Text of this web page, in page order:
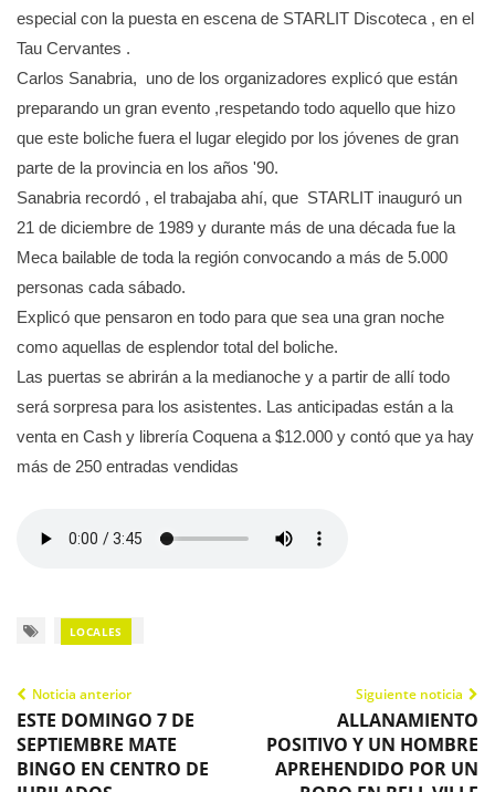
especial con la puesta en escena de STARLIT Discoteca , en el
Tau Cervantes .
Carlos Sanabria, uno de los organizadores explicó que están
preparando un gran evento ,respetando todo aquello que hizo
que este boliche fuera el lugar elegido por los jóvenes de gran
parte de la provincia en los años '90.
Sanabria recordó , el trabajaba ahí, que STARLIT inauguró un
21 de diciembre de 1989 y durante más de una década fue la
Meca bailable de toda la región convocando a más de 5.000
personas cada sábado.
Explicó que pensaron en todo para que sea una gran noche
como aquellas de esplendor total del boliche.
Las puertas se abrirán a la medianoche y a partir de allí todo
será sorpresa para los asistentes. Las anticipadas están a la
venta en Cash y librería Coquena a $12.000 y contó que ya hay
más de 250 entradas vendidas
LOCALES
Noticia anterior
ESTE DOMINGO 7 DE
SEPTIEMBRE MATE
BINGO EN CENTRO DE
Siguiente noticia
ALLANAMIENTO
POSITIVO Y UN HOMBRE
APREHENDIDO POR UN